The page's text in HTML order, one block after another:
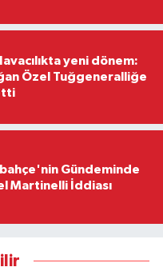
yeni dönem:
Özel Tuğgeneralliğe
Gündeminde
Martinelli İddiası